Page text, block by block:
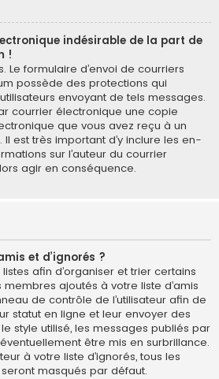
indésirable de la part de
!
Le formulaire d’envoi de courriers
possède des protections qui
envoyant de tels messages.
courrier électronique une copie
que vous avez reçu à un
est très important d’y inclure les en-
sur l’auteur du courrier
agir en conséquence.
et d’ignorés ?
afin d’organiser et trier certains
membres ajoutés à votre liste d’amis
de contrôle de l’utilisateur afin de
statut en ligne et leur envoyer des
style utilisé, les messages publiés par
être mis en surbrillance.
à votre liste d’ignorés, tous les
masqués par défaut.